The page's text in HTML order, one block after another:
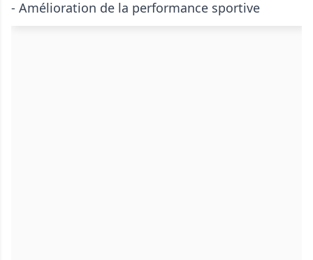
- Amélioration de la performance sportive